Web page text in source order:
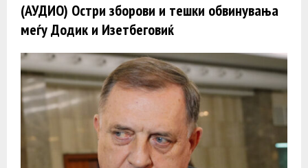
(АУДИО) Остри зборови и тешки обвинувања
меѓу Додик и Изетбеговиќ